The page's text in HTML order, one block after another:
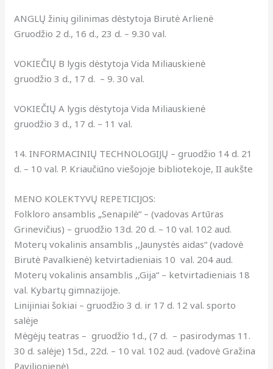
ANGLŲ žinių gilinimas dėstytoja Birutė Arlienė
Gruodžio 2 d., 16 d., 23 d. – 9.30 val.
VOKIEČIŲ B lygis dėstytoja Vida Miliauskienė
gruodžio 3 d., 17 d. – 9. 30 val.
VOKIEČIŲ A lygis dėstytoja Vida Miliauskienė
gruodžio 3 d., 17 d. – 11 val.
14. INFORMACINIŲ TECHNOLOGIJŲ – gruodžio 14 d. 21
d. – 10 val. P. Kriaučiūno viešojoje bibliotekoje, II aukšte
MENO KOLEKTYVŲ REPETICIJOS:
Folkloro ansamblis „Senapilė“ – (vadovas Artūras
Grinevičius) – gruodžio 13d. 20 d. – 10 val. 102 aud.
Moterų vokalinis ansamblis ,,Jaunystės aidas“ (vadovė
Birutė Pavalkienė) ketvirtadieniais 10 val. 204 aud.
Moterų vokalinis ansamblis ,,Gija“ – ketvirtadieniais 18
val. Kybartų gimnazijoje.
Linijiniai šokiai – gruodžio 3 d. ir 17 d. 12 val. sporto
salėje
Mėgėjų teatras – gruodžio 1d., (7 d. – pasirodymas 11.
30 d. salėje) 15d., 22d. – 10 val. 102 aud. (vadovė Gražina
Pavilionienė)